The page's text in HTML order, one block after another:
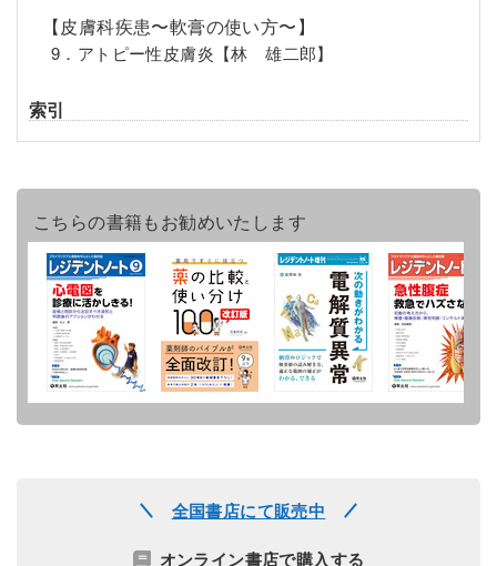
【皮膚科疾患〜軟膏の使い方〜】
9．アトピー性皮膚炎【林 雄二郎】
索引
こちらの書籍もお勧めいたします
全国書店にて販売中
オンライン書店で購入する